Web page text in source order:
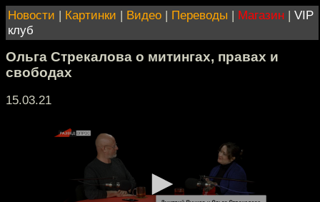
Новости | Картинки | Видео | Переводы | Магазин | VIP
клуб
Ольга Стрекалова о митингах, правах и
свободах
15.03.21